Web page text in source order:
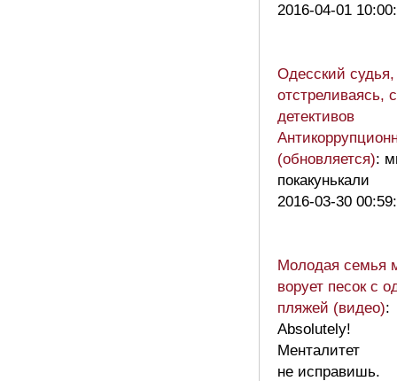
2016-04-01
Одесский судья,
отстреливаясь,
детективов
(обновляется):
покакунькали
2016-03-30
Молодая семья
ворует песок с
пляжей (видео):
Absolutely!
Менталитет
не исправишь.